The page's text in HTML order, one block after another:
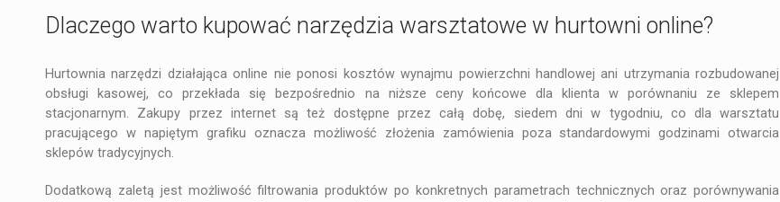
Dlaczego warto kupować narzędzia warsztatowe w hurtowni online?
Hurtownia narzędzi działająca online nie ponosi kosztów wynajmu powierzchni handlowej ani utrzymania rozbudowanej
obsługi kasowej, co przekłada się bezpośrednio na niższe ceny końcowe dla klienta w porównaniu ze sklepem
stacjonarnym. Zakupy przez internet są też dostępne przez całą dobę, siedem dni w tygodniu, co dla warsztatu
pracującego w napiętym grafiku oznacza możliwość złożenia zamówienia poza standardowymi godzinami otwarcia
sklepów tradycyjnych.
Dodatkową zaletą jest możliwość filtrowania produktów po konkretnych parametrach technicznych oraz porównywania
CZTERY SZYBKIE KROKI DO ZDROWYCH
ZĘBÓW